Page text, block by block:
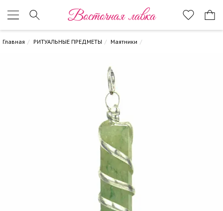
Восточная лавка
Главная РИТУАЛЬНЫЕ ПРЕДМЕТЫ Маятники